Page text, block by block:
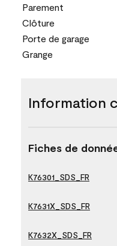
Parement
Clôture
Porte de garage
Grange
Information
Fiches de
K76301_SDS_FR
K7631X_SDS_FR
K7632X_SDS_FR